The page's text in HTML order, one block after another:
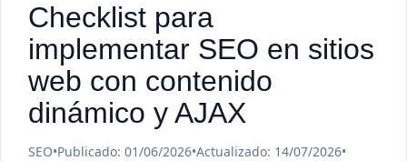
Checklist para
implementar SEO en sitios
web con contenido
dinámico y AJAX
SEO•Publicado: 01/06/2026•Actualizado: 14/07/2026•